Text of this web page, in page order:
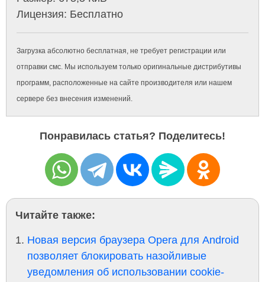
Лицензия: Бесплатно
Загрузка абсолютно бесплатная, не требует регистрации или
отправки смс. Мы используем только оригинальные дистрибутивы
программ, расположенные на сайте производителя или нашем
сервере без внесения изменений.
Понравилась статья? Поделитесь!
Читайте также:
Новая версия браузера Opera для Android
позволяет блокировать назойливые
уведомления об использовании cookie-